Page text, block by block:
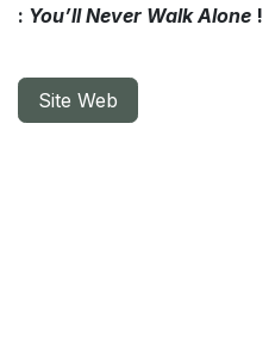
: You’ll Never Walk Alone !
Site Web